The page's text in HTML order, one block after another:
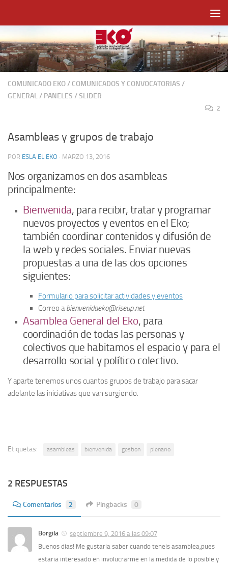
COMUNICADO EKO/ COMUNICADOS Y CONVOCATORIAS /
GENERAL/ PANELES /SLIDER
2
Asambleas y grupos de trabajo
POR ESLA EL EKO · MARZO 13, 2016
Nos organizamos en dos asambleas
principalmente:
Bienvenida, para recibir, tratar y programar
nuevos proyectos y eventos en el Eko;
también coordinar contenidos y difusión de
la web y redes sociales. Enviar nuevas
propuestas a una de las dos opciones
siguientes:
Formulario para solicitar actividades y eventos
Correo abienvenidaeko@riseup.net
Asamblea General del Eko, para
coordinación de todas las personas y
colectivos que habitamos el espacio y para el
desarrollo social y político colectivo.
Y aparte tenemos unos cuantos grupos de trabajo para sacar
adelante las iniciativas que van surgiendo.
Etiquetas: asambleas bienvenida gestion plenario
2 RESPUESTAS
Comentarios 2 Pingbacks 0
Borgila
septiembre 9, 2016 a las 09:07
Buenos dias! Me gustaria saber cuando teneis asamblea,pues
estaria interesado en involucrarme en la medida de lo posible y